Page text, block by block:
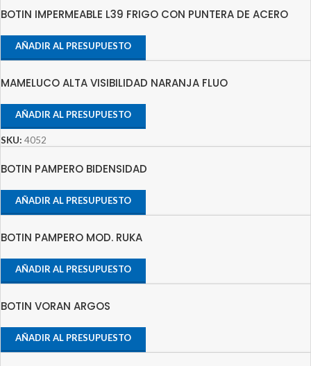
BOTIN IMPERMEABLE L39 FRIGO CON PUNTERA DE ACERO
AÑADIR AL PRESUPUESTO
MAMELUCO ALTA VISIBILIDAD NARANJA FLUO
AÑADIR AL PRESUPUESTO
SKU: 4052
BOTIN PAMPERO BIDENSIDAD
AÑADIR AL PRESUPUESTO
BOTIN PAMPERO MOD. RUKA
AÑADIR AL PRESUPUESTO
BOTIN VORAN ARGOS
AÑADIR AL PRESUPUESTO